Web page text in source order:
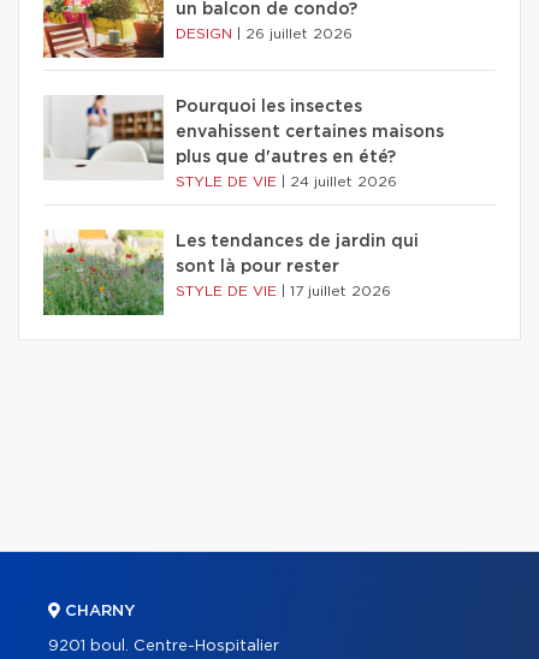
un balcon de condo?
DESIGN 26 juillet 2026
Pourquoi les insectes
envahissent certaines maisons
plus que d'autres en été?
STYLE DE VIE 24 juillet 2026
Les tendances de jardin qui
sont là pour rester
STYLE DE VIE 17 juillet 2026
CHARNY
9201 boul. Centre-Hospitalier